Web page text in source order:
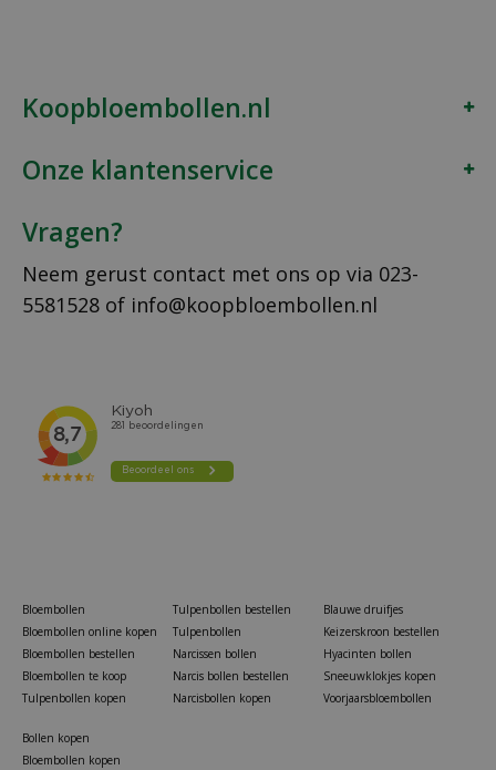
Koopbloembollen.nl
Onze klantenservice
Vragen?
Neem gerust contact met ons op via 023-
5581528 of info@koopbloembollen.nl
Bloembollen
Bloembollen online kopen
Bloembollen bestellen
Bloembollen te koop
Tulpenbollen kopen
Tulpenbollen bestellen
Tulpenbollen
Narcissen bollen
Narcis bollen bestellen
Narcisbollen kopen
Blauwe druifjes
Keizerskroon bestellen
Hyacinten bollen
Sneeuwklokjes kopen
Voorjaarsbloembollen
Bollen kopen
Bloembollen kopen